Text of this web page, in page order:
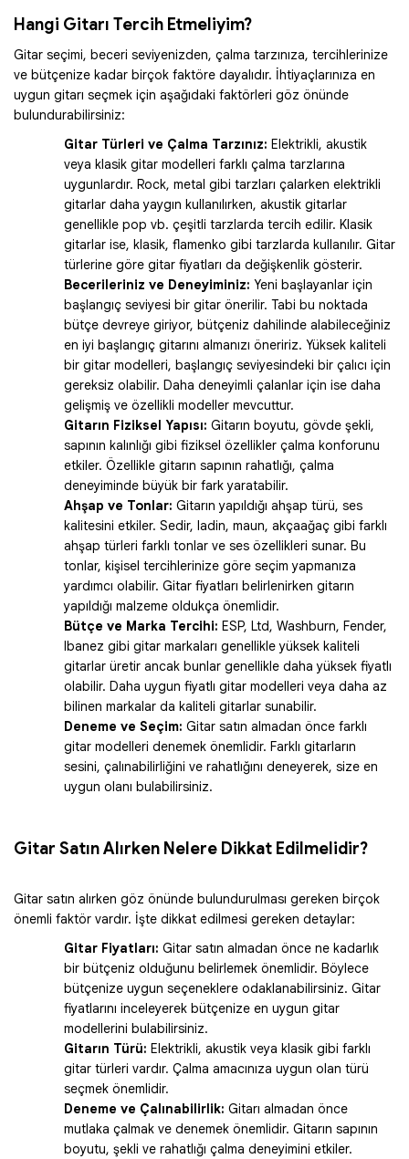
Hangi Gitarı Tercih Etmeliyim?
Gitar seçimi, beceri seviyenizden, çalma tarzınıza, tercihlerinize
ve bütçenize kadar birçok faktöre dayalıdır. İhtiyaçlarınıza en
uygun gitarı seçmek için aşağıdaki faktörleri göz önünde
bulundurabilirsiniz:
Gitar Türleri ve Çalma Tarzınız: Elektrikli, akustik
veya klasik gitar modelleri farklı çalma tarzlarına
uygunlardır. Rock, metal gibi tarzları çalarken elektrikli
gitarlar daha yaygın kullanılırken, akustik gitarlar
genellikle pop vb. çeşitli tarzlarda tercih edilir. Klasik
gitarlar ise, klasik, flamenko gibi tarzlarda kullanılır. Gitar
türlerine göre gitar fiyatları da değişkenlik gösterir.
Becerileriniz ve Deneyiminiz: Yeni başlayanlar için
başlangıç seviyesi bir gitar önerilir. Tabi bu noktada
bütçe devreye giriyor, bütçeniz dahilinde alabileceğiniz
en iyi başlangıç gitarını almanızı öneririz. Yüksek kaliteli
bir gitar modelleri, başlangıç seviyesindeki bir çalıcı için
gereksiz olabilir. Daha deneyimli çalanlar için ise daha
gelişmiş ve özellikli modeller mevcuttur.
Gitarın Fiziksel Yapısı: Gitarın boyutu, gövde şekli,
sapının kalınlığı gibi fiziksel özellikler çalma konforunu
etkiler. Özellikle gitarın sapının rahatlığı, çalma
deneyiminde büyük bir fark yaratabilir.
Ahşap ve Tonlar: Gitarın yapıldığı ahşap türü, ses
kalitesini etkiler. Sedir, ladin, maun, akçaağaç gibi farklı
ahşap türleri farklı tonlar ve ses özellikleri sunar. Bu
tonlar, kişisel tercihlerinize göre seçim yapmanıza
yardımcı olabilir. Gitar fiyatları belirlenirken gitarın
yapıldığı malzeme oldukça önemlidir.
Bütçe ve Marka Tercihi: ESP, Ltd, Washburn, Fender,
Ibanez gibi gitar markaları genellikle yüksek kaliteli
gitarlar üretir ancak bunlar genellikle daha yüksek fiyatlı
olabilir. Daha uygun fiyatlı gitar modelleri veya daha az
bilinen markalar da kaliteli gitarlar sunabilir.
Deneme ve Seçim: Gitar satın almadan önce farklı
gitar modelleri denemek önemlidir. Farklı gitarların
sesini, çalınabilirliğini ve rahatlığını deneyerek, size en
uygun olanı bulabilirsiniz.
Gitar Satın Alırken Nelere Dikkat Edilmelidir?
Gitar satın alırken göz önünde bulundurulması gereken birçok
önemli faktör vardır. İşte dikkat edilmesi gereken detaylar:
Gitar Fiyatları: Gitar satın almadan önce ne kadarlık
bir bütçeniz olduğunu belirlemek önemlidir. Böylece
bütçenize uygun seçeneklere odaklanabilirsiniz. Gitar
fiyatlarını inceleyerek bütçenize en uygun gitar
modellerini bulabilirsiniz.
Gitarın Türü: Elektrikli, akustik veya klasik gibi farklı
gitar türleri vardır. Çalma amacınıza uygun olan türü
seçmek önemlidir.
Deneme ve Çalınabilirlik: Gitarı almadan önce
mutlaka çalmak ve denemek önemlidir. Gitarın sapının
boyutu, şekli ve rahatlığı çalma deneyimini etkiler.